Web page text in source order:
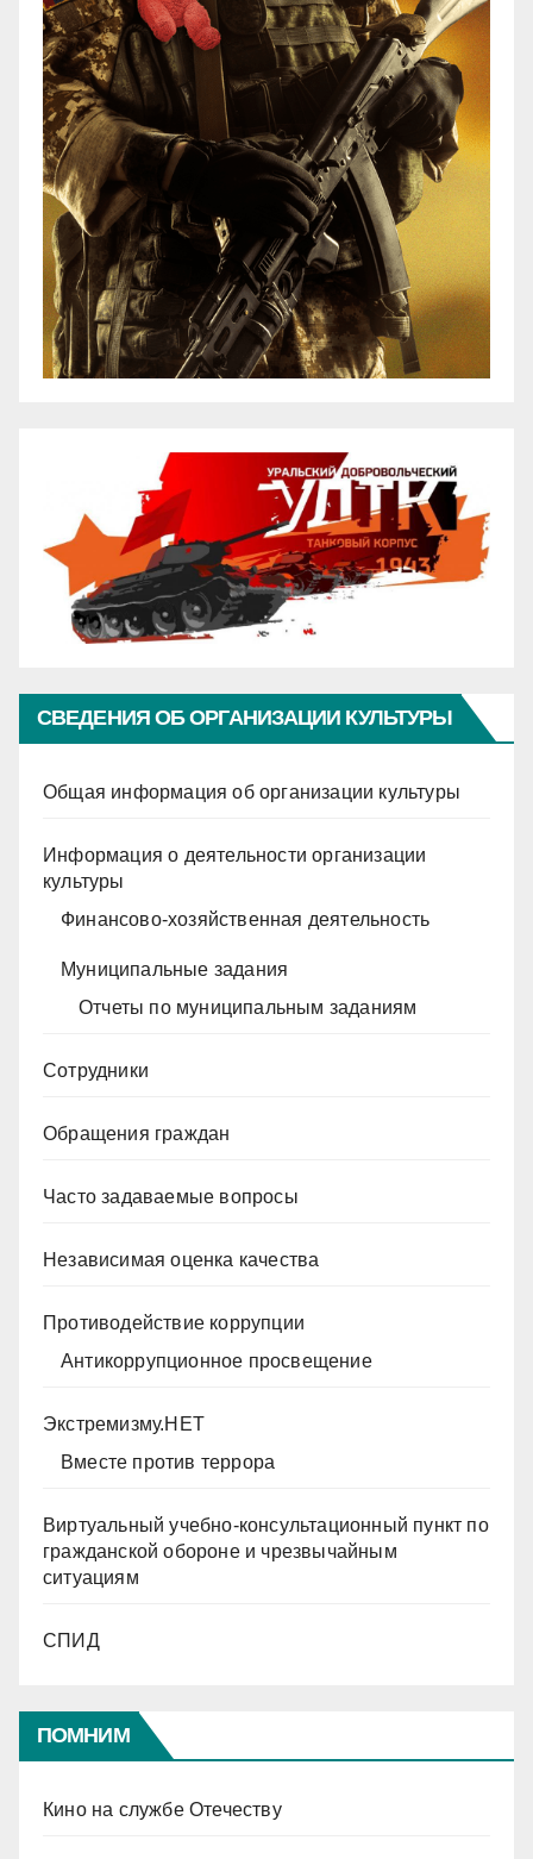
СВЕДЕНИЯ ОБ ОРГАНИЗАЦИИ КУЛЬТУРЫ
Общая информация об организации культуры
Информация о деятельности организации
культуры
Финансово-хозяйственная деятельность
Муниципальные задания
Отчеты по муниципальным заданиям
Сотрудники
Обращения граждан
Часто задаваемые вопросы
Независимая оценка качества
Противодействие коррупции
Антикоррупционное просвещение
Экстремизму.НЕТ
Вместе против террора
Виртуальный учебно-консультационный пункт по
гражданской обороне и чрезвычайным
ситуациям
СПИД
ПОМНИМ
Кино на службе Отечеству